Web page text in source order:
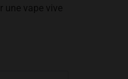
une vape vive